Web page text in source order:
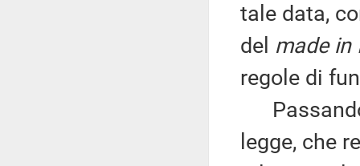
tale data,
del made in
regole di
Passando
legge, che